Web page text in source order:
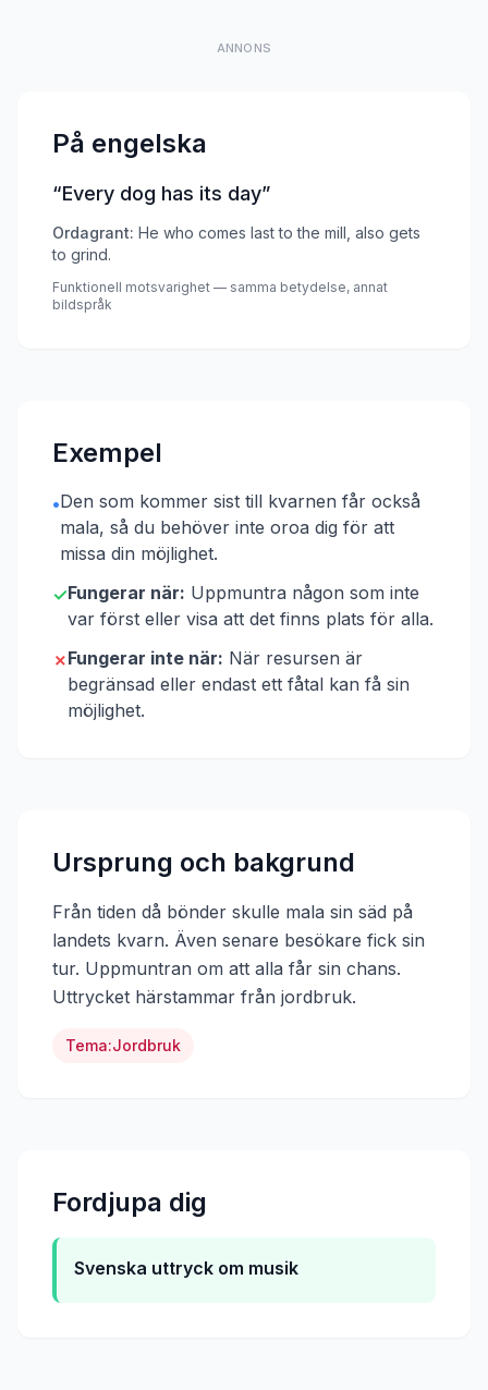
ANNONS
På engelska
“Every dog has its day”
Ordagrant: He who comes last to the mill, also gets
to grind.
Funktionell motsvarighet — samma betydelse, annat
bildspråk
Exempel
•Den som kommer sist till kvarnen får också
mala, så du behöver inte oroa dig för att
missa din möjlighet.
✓Fungerar när: Uppmuntra någon som inte
var först eller visa att det finns plats för alla.
✗Fungerar inte när: När resursen är
begränsad eller endast ett fåtal kan få sin
möjlighet.
Ursprung och bakgrund
Från tiden då bönder skulle mala sin säd på
landets kvarn. Även senare besökare fick sin
tur. Uppmuntran om att alla får sin chans.
Uttrycket härstammar från jordbruk.
Tema:Jordbruk
Fordjupa dig
Svenska uttryck om musik